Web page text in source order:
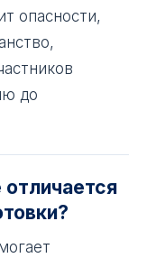
опасности,
до